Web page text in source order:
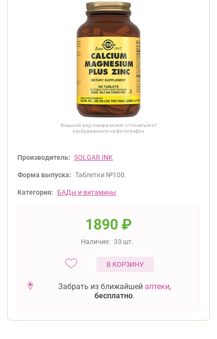
Внешний вид товара может отличаться от
изображённого на фотографии
Производитель: SOLGAR INK
Форма выпуска: Таблетки №100.
Категория: БАДы и витамины
1890 ₽
Наличие: 33 шт.
В КОРЗИНУ
Забрать из ближайшей аптеки,
бесплатно.